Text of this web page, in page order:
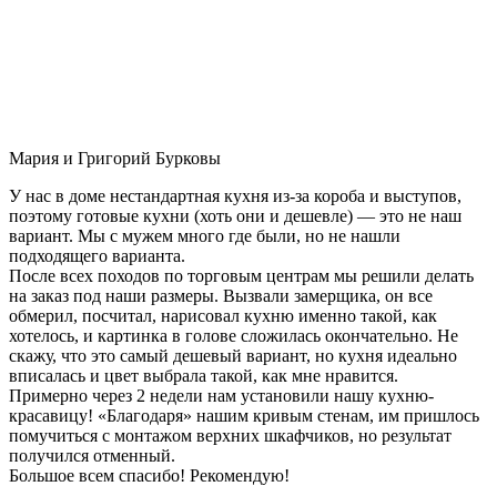
Мария и Григорий Бурковы
У нас в доме нестандартная кухня из-за короба и выступов,
поэтому готовые кухни (хоть они и дешевле) — это не наш
вариант. Мы с мужем много где были, но не нашли
подходящего варианта.
После всех походов по торговым центрам мы решили делать
на заказ под наши размеры. Вызвали замерщика, он все
обмерил, посчитал, нарисовал кухню именно такой, как
хотелось, и картинка в голове сложилась окончательно. Не
скажу, что это самый дешевый вариант, но кухня идеально
вписалась и цвет выбрала такой, как мне нравится.
Примерно через 2 недели нам установили нашу кухню-
красавицу! «Благодаря» нашим кривым стенам, им пришлось
помучиться с монтажом верхних шкафчиков, но результат
получился отменный.
Большое всем спасибо! Рекомендую!